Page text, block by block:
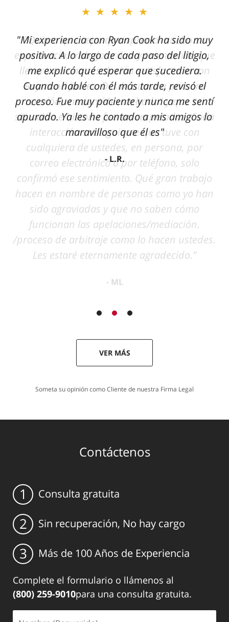
★★★★★
"Mi experiencia con Ryan Cook ha sido muy
positiva. A lo largo de cada paso del litigio,
me explicó qué esperar que sucediera.
Cuando hablé con él más tarde, revisó el
proceso. Fue muy paciente y nunca me sentí
apurado. Ya les he contado a mis amigos lo
maravilloso que él es"
L.R.
VER MÁS
Someta su opinión como Cliente de nuestra Firma Legal
Contáctenos
1 Consulta gratuita
2 Sin recuperación, No hay cargo
3 Más de 100 Años de Experiencia
Complete el formulario o llámenos al
(800) 259-9010para una consulta gratuita.